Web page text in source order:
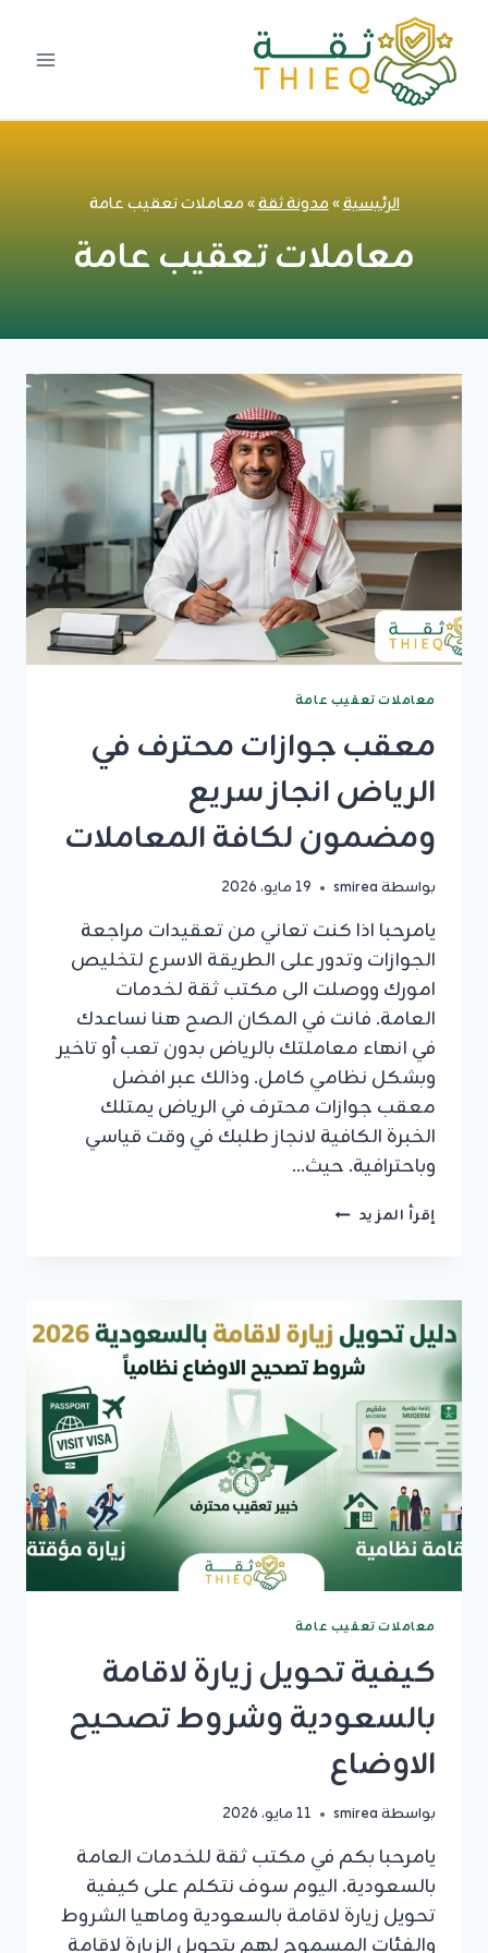
المحتوى
الرئيسية»مدونة ثقة»معاملات تعقيب عامة
معاملات تعقيب عامة
معاملات تعقيب عامة
معقب جوازات محترف في
الرياض انجاز سريع
ومضمون لكافة المعاملات
بواسطةsmirea 19 مايو، 2026
يامرحبا اذا كنت تعاني من تعقيدات مراجعة
الجوازات وتدور على الطريقة الاسرع لتخليص
امورك ووصلت الى مكتب ثقة لخدمات
العامة. فانت في المكان الصح هنا نساعدك
في انهاء معاملتك بالرياض بدون تعب أو تاخير
وبشكل نظامي كامل. وذالك عبر افضل
معقب جوازات محترف في الرياض يمتلك
الخبرة الكافية لانجاز طلبك في وقت قياسي
وباحترافية. حيث…
إقرأ المزيد معقب
انجاز
سريع
ومضمون
المعاملات
معاملات تعقيب عامة
كيفية تحويل زيارة لاقامة
بالسعودية وشروط تصحيح
الاوضاع
بواسطةsmirea 11 مايو، 2026
يامرحبا بكم في مكتب ثقة للخدمات العامة
بالسعودية. اليوم سوف نتكلم على كيفية
تحويل زيارة لاقامة بالسعودية وماهيا الشروط
والفئات المسموح لهم بتحويل الزيارة لاقامة